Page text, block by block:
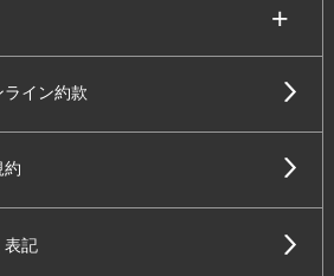
イン約款
約
表記